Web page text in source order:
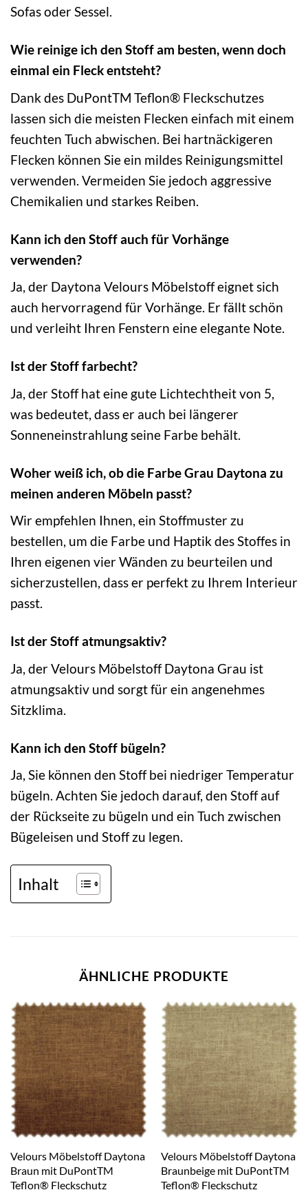
Sofas oder Sessel.
Wie reinige ich den Stoff am besten, wenn doch
einmal ein Fleck entsteht?
Dank des DuPontTM Teflon® Fleckschutzes
lassen sich die meisten Flecken einfach mit einem
feuchten Tuch abwischen. Bei hartnäckigeren
Flecken können Sie ein mildes Reinigungsmittel
verwenden. Vermeiden Sie jedoch aggressive
Chemikalien und starkes Reiben.
Kann ich den Stoff auch für Vorhänge
verwenden?
Ja, der Daytona Velours Möbelstoff eignet sich
auch hervorragend für Vorhänge. Er fällt schön
und verleiht Ihren Fenstern eine elegante Note.
Ist der Stoff farbecht?
Ja, der Stoff hat eine gute Lichtechtheit von 5,
was bedeutet, dass er auch bei längerer
Sonneneinstrahlung seine Farbe behält.
Woher weiß ich, ob die Farbe Grau Daytona zu
meinen anderen Möbeln passt?
Wir empfehlen Ihnen, ein Stoffmuster zu
bestellen, um die Farbe und Haptik des Stoffes in
Ihren eigenen vier Wänden zu beurteilen und
sicherzustellen, dass er perfekt zu Ihrem Interieur
passt.
Ist der Stoff atmungsaktiv?
Ja, der Velours Möbelstoff Daytona Grau ist
atmungsaktiv und sorgt für ein angenehmes
Sitzklima.
Kann ich den Stoff bügeln?
Ja, Sie können den Stoff bei niedriger Temperatur
bügeln. Achten Sie jedoch darauf, den Stoff auf
der Rückseite zu bügeln und ein Tuch zwischen
Bügeleisen und Stoff zu legen.
Inhalt
ÄHNLICHE PRODUKTE
Velours Möbelstoff Daytona
Braun mit DuPontTM
Teflon® Fleckschutz
Velours Möbelstoff Daytona
Braunbeige mit DuPontTM
Teflon® Fleckschutz